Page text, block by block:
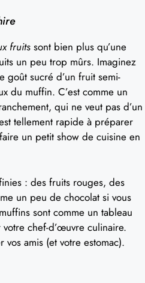
fruits sont bien plus qu’une
un peu trop mûrs. Imaginez
goût sucré d’un fruit semi-
du muffin. C’est comme un
qui ne veut pas d’un
tellement rapide à préparer
un petit show de cuisine en
: des fruits rouges, des
un peu de chocolat si vous
sont comme un tableau
chef-d’œuvre culinaire.
amis (et votre estomac).